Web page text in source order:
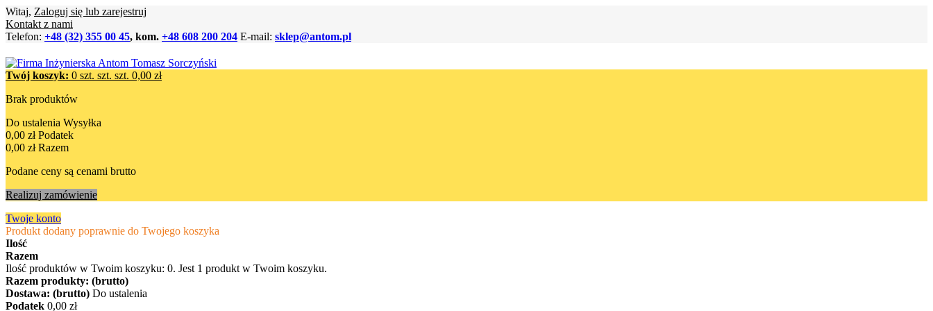
Witaj, Zaloguj się lub zarejestruj
Kontakt z nami
Telefon: +48 (32) 355 00 45, kom. +48 608 200 204 E-mail: sklep@antom.pl
Twój koszyk: 0 szt. szt. szt. 0,00 zł
Brak produktów
Do ustalenia Wysyłka
0,00 zł Podatek
0,00 zł Razem
Podane ceny są cenami brutto
Realizuj zamówienie
Twoje konto
Produkt dodany poprawnie do Twojego koszyka
Ilość
Razem
Ilość produktów w Twoim koszyku: 0. Jest 1 produkt w Twoim koszyku.
Razem produkty: (brutto)
Dostawa: (brutto) Do ustalenia
Podatek 0,00 zł